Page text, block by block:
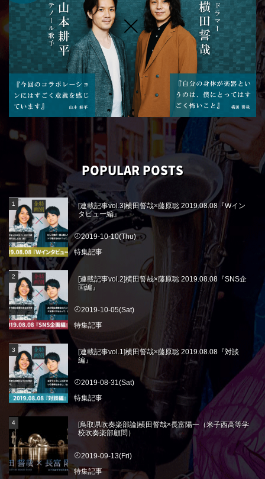
POPULAR POSTS
[連載記事vol.3]横田誓哉×藤原聡 2019.08.08『Wイン
タビュー編』
2019-10-10(Thu)
特集記事
[連載記事vol.2]横田誓哉×藤原聡 2019.08.08『SNS企
画編』
2019-10-05(Sat)
特集記事
[連載記事vol.1]横田誓哉×藤原聡 2019.08.08『対談
編』
2019-08-31(Sat)
特集記事
[鳥取県吹奏楽部論]横田誓哉×長富陽一（米子西高等学
校吹奏楽部顧問）
2019-09-13(Fri)
特集記事